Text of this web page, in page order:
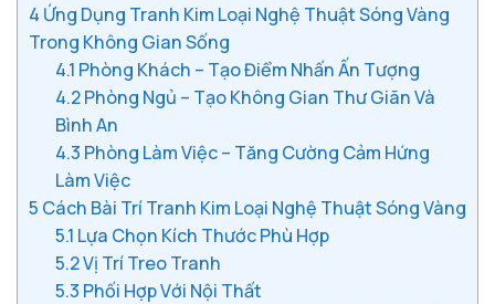
4 Ứng Dụng Tranh Kim Loại Nghệ Thuật Sóng Vàng
Trong Không Gian Sống
4.1 Phòng Khách – Tạo Điểm Nhấn Ấn Tượng
4.2Phòng Ngủ – Tạo Không Gian Thư Giãn Và
Bình An
4.3 Phòng Làm Việc – Tăng Cường Cảm Hứng
Làm Việc
5 Cách Bài Trí Tranh Kim Loại Nghệ Thuật Sóng Vàng
5.1 Lựa Chọn Kích Thước Phù Hợp
5.2Vị Trí Treo Tranh
5.3 Phối Hợp Với Nội Thất